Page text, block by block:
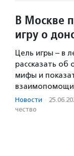
В Москве
игру о
Цель игры – в
рассказать об
мифы и
Новости ·
чест­во